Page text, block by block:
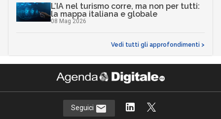
L’IA nel turismo corre, ma non per tutti:
la mappa italiana e globale
08 Mag 2026
Vedi tutti gli approfondimenti >
Seguici